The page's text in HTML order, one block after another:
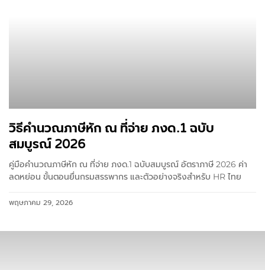
วิธีคำนวณภาษีหัก ณ ที่จ่าย ภงด.1 ฉบับ
สมบูรณ์ 2026
คู่มือคำนวณภาษีหัก ณ ที่จ่าย ภงด.1 ฉบับสมบูรณ์ อัตราภาษี 2026 ค่า
ลดหย่อน ขั้นตอนยื่นกรมสรรพากร และตัวอย่างจริงสำหรับ HR ไทย
พฤษภาคม 29, 2026